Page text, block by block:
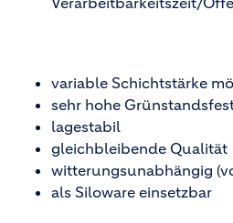
variable Schichtstärke
sehr hohe
lagestabil
gleichbleibende Qualität
witterungsunabhängig
als Siloware einsetzbar